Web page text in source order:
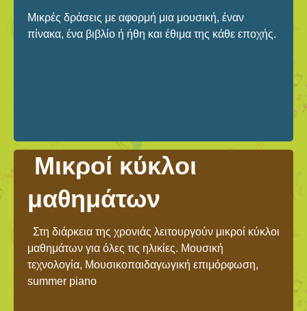
Μικρές δράσεις με αφορμή μια μουσική, έναν
πίνακα, ένα βιβλίο ή ήθη και έθιμα της κάθε εποχής.
Μικροί κύκλοι
μαθημάτων
Στη διάρκεια της χρονιάς λειτουργούν μικροί κύκλοι
μαθημάτων για όλες τις ηλικίες. Μουσική
τεχνολογία, Μουσικοπαιδαγωγική επιμόρφωση,
summer piano